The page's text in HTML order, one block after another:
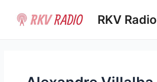
contenido
RKV Radio